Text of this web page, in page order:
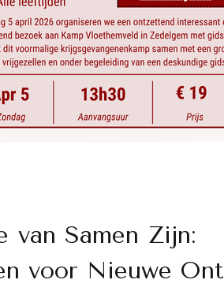
van Samen Zijn:
voor Nieuwe